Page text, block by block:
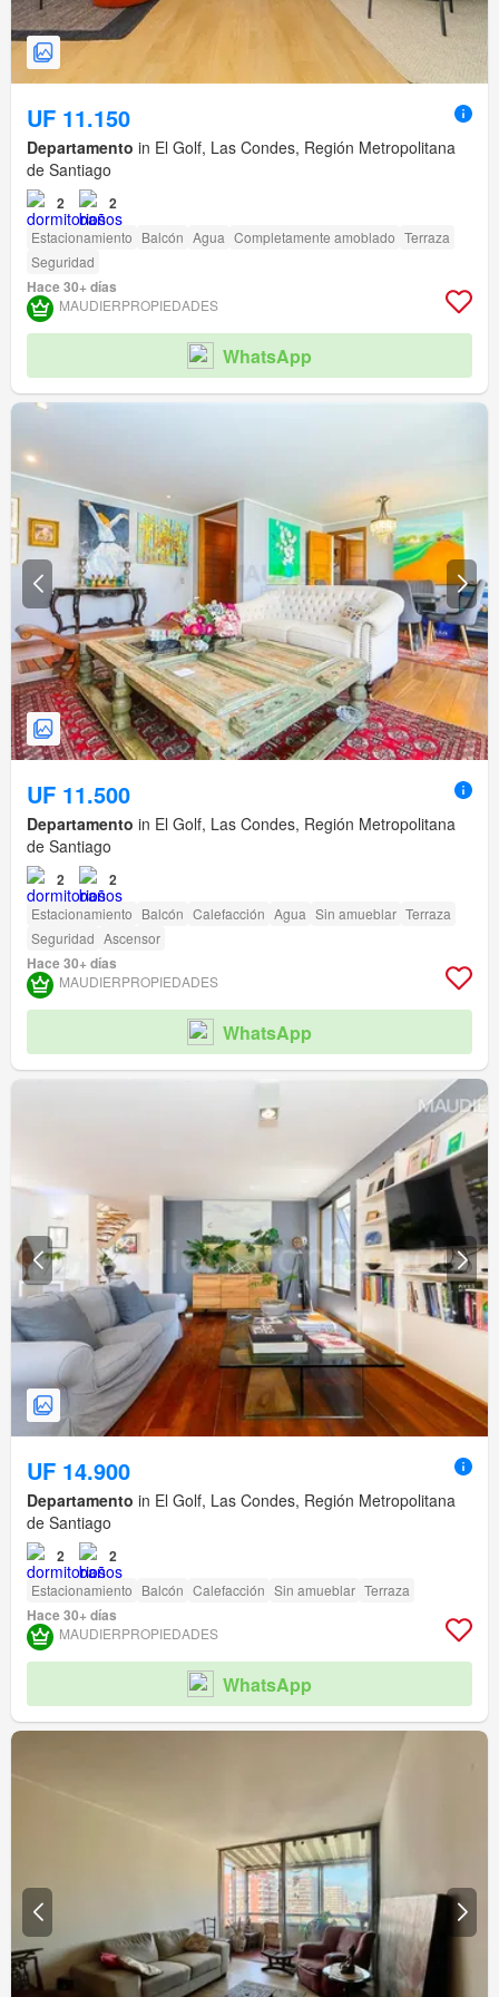
UF 11.150
Departamento in El Golf, Las Condes, Región Metropolitana
de Santiago
2 2
Estacionamiento Balcón Agua Completamente amoblado Terraza
Seguridad
Hace 30+ días
MAUDIERPROPIEDADES
WhatsApp
UF 11.500
Departamento in El Golf, Las Condes, Región Metropolitana
de Santiago
2 2
Estacionamiento Balcón Calefacción Agua Sin amueblar Terraza
Seguridad Ascensor
Hace 30+ días
MAUDIERPROPIEDADES
WhatsApp
UF 14.900
Departamento in El Golf, Las Condes, Región Metropolitana
de Santiago
2 2
Estacionamiento Balcón Calefacción Sin amueblar Terraza
Hace 30+ días
MAUDIERPROPIEDADES
WhatsApp